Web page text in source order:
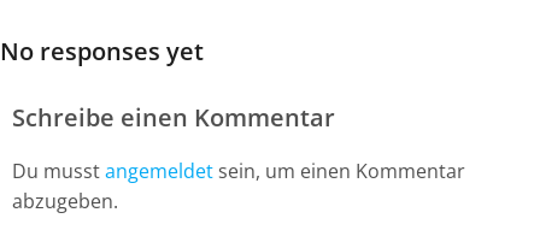
No responses yet
Schreibe einen Kommentar
Du musstangemeldet sein, um einen Kommentar
abzugeben.